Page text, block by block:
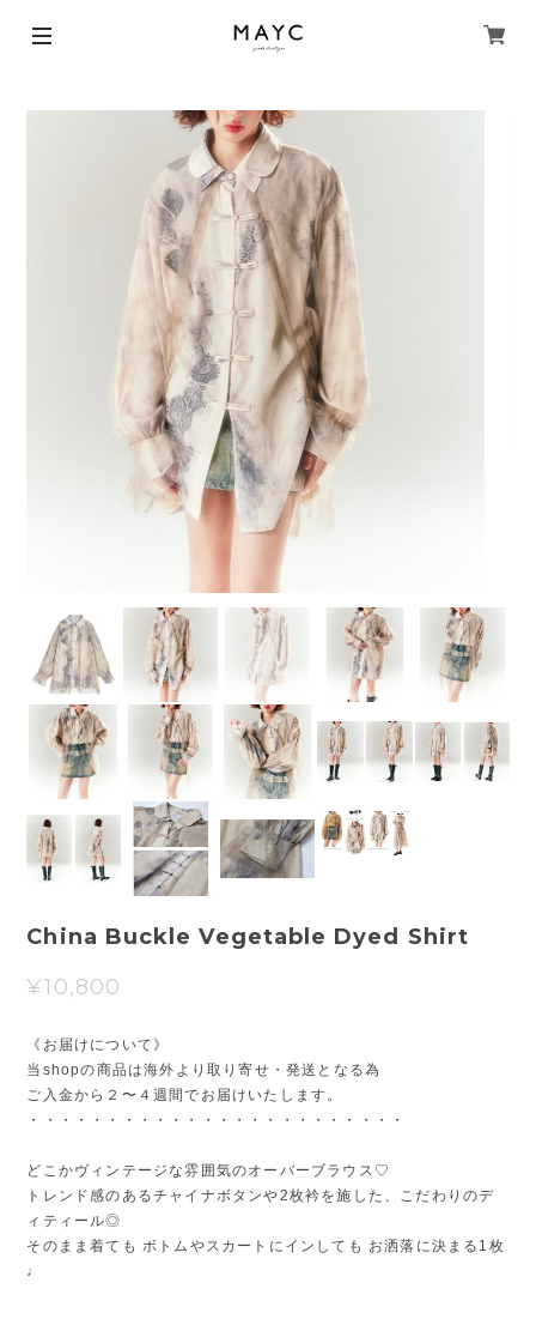
China Buckle Vegetable Dyed Shirt
¥10,800
《お届けについて》
当shopの商品は海外より取り寄せ・発送となる為
ご入金から２〜４週間でお届けいたします。
・・・・・・・・・・・・・・・・・・・・・・・・
どこかヴィンテージな雰囲気のオーバーブラウス♡
トレンド感のあるチャイナボタンや2枚衿を施した、こだわりのデ
ィティール◎
そのまま着ても ボトムやスカートにインしても お洒落に決まる1枚
♩